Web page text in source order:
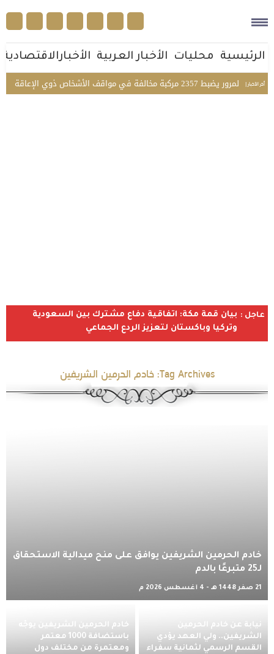
الرئيسية محليات الأخبار العربية الأخبارالاقتصادية
أخر الأخبار |
مركبة مخالفة في مواقف الأشخاص ذوي الإعاقة بمختلف مناطق المملكة
عاجل : بيان قمة مكة: اتفاقية دفاع مشترك بين السعودية
وتركيا وباكستان لتعزيز الردع الجماعي
Tag Archives: خادم الحرمين الشريفين
خادم الحرمين الشريفين يوافق على منح ميدالية الاستحقاق
لـ25 متبرعًا بالدم
21 صفر 1448 هـ - 4 أغسطس 2026 م
نيابةً عن خادم الحرمين
الشريفين.. ولي العهد يؤدي
القسم الرسمي لثمانية سفراء
خادم الحرمين الشريفين يوجّه
باستضافة 1000 معتمر
ومعتمرة من مختلف دول